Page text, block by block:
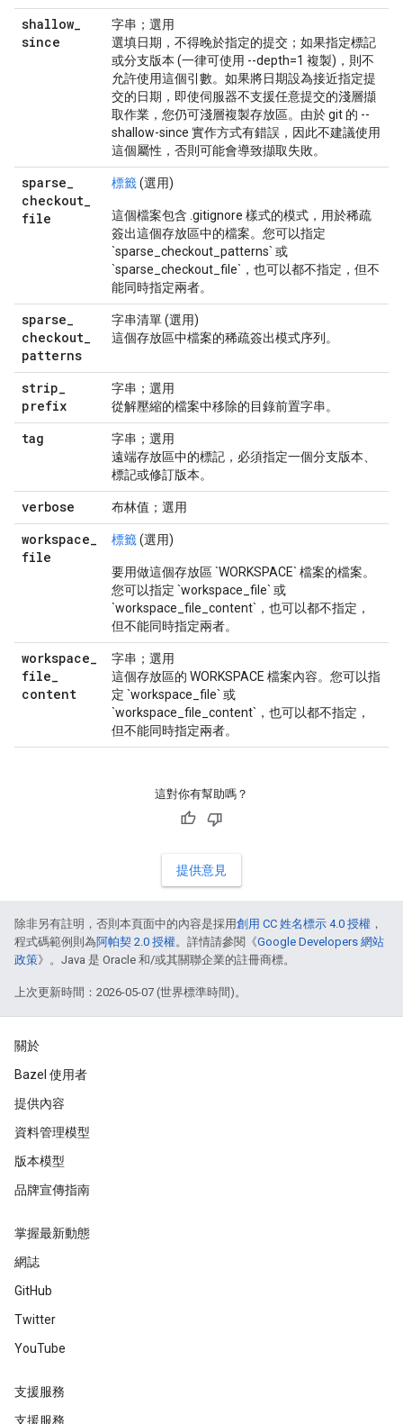
shallow_
since
字串；選用
選填日期，不得晚於指定的提交；如果指定標記
或分支版本 (一律可使用 --depth=1 複製)，則不
允許使用這個引數。如果將日期設為接近指定提
交的日期，即使伺服器不支援任意提交的淺層擷
取作業，您仍可淺層複製存放區。由於 git 的 --
shallow-since 實作方式有錯誤，因此不建議使用
這個屬性，否則可能會導致擷取失敗。
sparse_
checkout_
file
標籤(選用)
這個檔案包含 .gitignore 樣式的模式，用於稀疏
簽出這個存放區中的檔案。您可以指定
`sparse_checkout_patterns` 或
`sparse_checkout_file`，也可以都不指定，但不
能同時指定兩者。
sparse_
checkout_
patterns
字串清單 (選用)
這個存放區中檔案的稀疏簽出模式序列。
strip_
prefix
字串；選用
從解壓縮的檔案中移除的目錄前置字串。
tag
字串；選用
遠端存放區中的標記，必須指定一個分支版本、
標記或修訂版本。
verbose 布林值；選用
workspace_
file
標籤(選用)
要用做這個存放區 `WORKSPACE` 檔案的檔案。
您可以指定 `workspace_file` 或
`workspace_file_content`，也可以都不指定，
但不能同時指定兩者。
workspace_
file_
content
字串；選用
這個存放區的 WORKSPACE 檔案內容。您可以指
定 `workspace_file` 或
`workspace_file_content`，也可以都不指定，
但不能同時指定兩者。
這對你有幫助嗎？
提供意見
除非另有註明，否則本頁面中的內容是採用創用 CC 姓名標示 4.0 授權 ，
程式碼範例則為阿帕契 2.0 授權。詳情請參閱《Google Developers 網站
政策》。Java 是 Oracle 和/或其關聯企業的註冊商標。
上次更新時間：2026-05-07 (世界標準時間)。
關於
Bazel 使用者
提供內容
資料管理模型
版本模型
品牌宣傳指南
掌握最新動態
網誌
GitHub
Twitter
YouTube
支援服務
支援服務